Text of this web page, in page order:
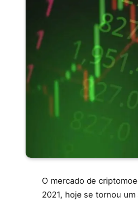
O mercado de
2021, hoje se tornou